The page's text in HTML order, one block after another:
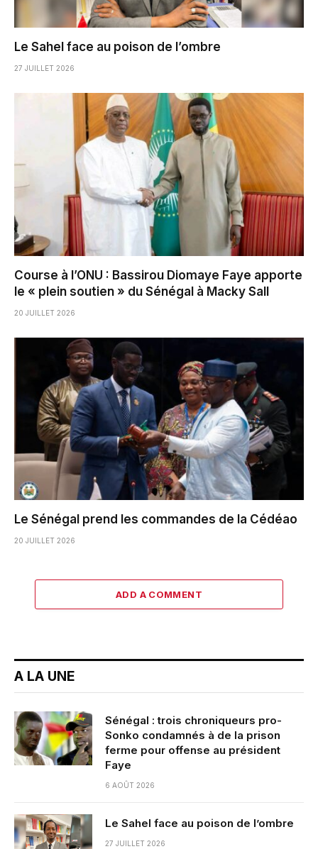
Le Sahel face au poison de l’ombre
27 JUILLET 2026
Course à l’ONU : Bassirou Diomaye Faye apporte
le « plein soutien » du Sénégal à Macky Sall
20 JUILLET 2026
Le Sénégal prend les commandes de la Cédéao
20 JUILLET 2026
ADD A COMMENT
A LA UNE
Sénégal : trois chroniqueurs pro-
Sonko condamnés à de la prison
ferme pour offense au président
Faye
6 AOÛT 2026
Le Sahel face au poison de l’ombre
27 JUILLET 2026